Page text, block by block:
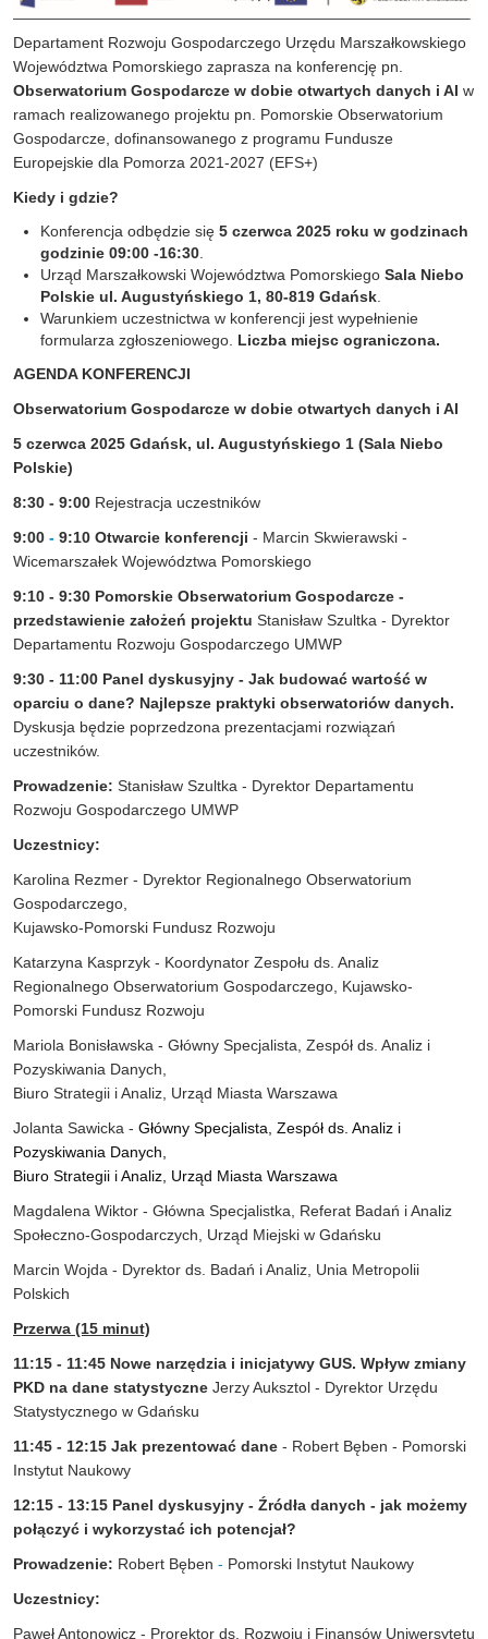
Departament Rozwoju Gospodarczego Urzędu Marszałkowskiego
Województwa Pomorskiego zaprasza na konferencję pn.
Obserwatorium Gospodarcze w dobie otwartych danych i AI w
ramach realizowanego projektu pn. Pomorskie Obserwatorium
Gospodarcze, dofinansowanego z programu Fundusze
Europejskie dla Pomorza 2021-2027 (EFS+)
Kiedy i gdzie?
Konferencja odbędzie się 5 czerwca 2025 roku w godzinach
godzinie 09:00 -16:30.
Urząd Marszałkowski Województwa Pomorskiego Sala Niebo
Polskie ul. Augustyńskiego 1, 80-819 Gdańsk.
Warunkiem uczestnictwa w konferencji jest wypełnienie
formularza zgłoszeniowego. Liczba miejsc ograniczona.
AGENDA KONFERENCJI
Obserwatorium Gospodarcze w dobie otwartych danych i AI
5 czerwca 2025 Gdańsk, ul. Augustyńskiego 1 (Sala Niebo
Polskie)
8:30 - 9:00 Rejestracja uczestników
9:00 - 9:10 Otwarcie konferencji - Marcin Skwierawski -
Wicemarszałek Województwa Pomorskiego
9:10 - 9:30 Pomorskie Obserwatorium Gospodarcze -
przedstawienie założeń projektu Stanisław Szultka - Dyrektor
Departamentu Rozwoju Gospodarczego UMWP
9:30 - 11:00 Panel dyskusyjny - Jak budować wartość w
oparciu o dane? Najlepsze praktyki obserwatoriów danych.
Dyskusja będzie poprzedzona prezentacjami rozwiązań
uczestników.
Prowadzenie: Stanisław Szultka - Dyrektor Departamentu
Rozwoju Gospodarczego UMWP
Uczestnicy:
Karolina Rezmer - Dyrektor Regionalnego Obserwatorium
Gospodarczego,
Kujawsko-Pomorski Fundusz Rozwoju
Katarzyna Kasprzyk - Koordynator Zespołu ds. Analiz
Regionalnego Obserwatorium Gospodarczego, Kujawsko-
Pomorski Fundusz Rozwoju
Mariola Bonisławska - Główny Specjalista, Zespół ds. Analiz i
Pozyskiwania Danych,
Biuro Strategii i Analiz, Urząd Miasta Warszawa
Jolanta Sawicka - Główny Specjalista, Zespół ds. Analiz i
Pozyskiwania Danych,
Biuro Strategii i Analiz, Urząd Miasta Warszawa
Magdalena Wiktor - Główna Specjalistka, Referat Badań i Analiz
Społeczno-Gospodarczych, Urząd Miejski w Gdańsku
Marcin Wojda - Dyrektor ds. Badań i Analiz, Unia Metropolii
Polskich
Przerwa (15 minut)
11:15 - 11:45 Nowe narzędzia i inicjatywy GUS. Wpływ zmiany
PKD na dane statystyczne Jerzy Auksztol - Dyrektor Urzędu
Statystycznego w Gdańsku
11:45 - 12:15 Jak prezentować dane - Robert Bęben - Pomorski
Instytut Naukowy
12:15 - 13:15 Panel dyskusyjny - Źródła danych - jak możemy
połączyć i wykorzystać ich potencjał?
Prowadzenie: Robert Bęben - Pomorski Instytut Naukowy
Uczestnicy:
Paweł Antonowicz - Prorektor ds. Rozwoju i Finansów Uniwersytetu